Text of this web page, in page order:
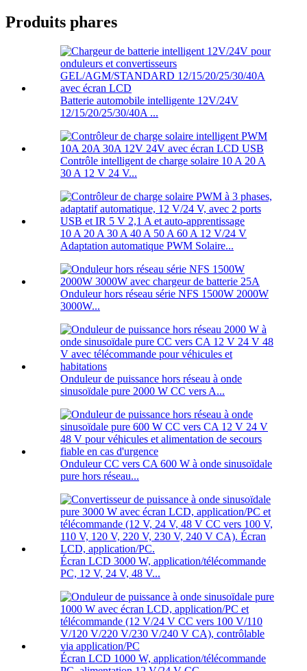
Produits phares
Batterie automobile intelligente 12V/24V
12/15/20/25/30/40A ...
Contrôle intelligent de charge solaire 10 A 20 A
30 A 12 V 24 V...
10 A 20 A 30 A 40 A 50 A 60 A 12 V/24 V
Adaptation automatique PWM Solaire...
Onduleur hors réseau série NFS 1500W 2000W
3000W...
Onduleur de puissance hors réseau à onde
sinusoïdale pure 2000 W CC vers A...
Onduleur CC vers CA 600 W à onde sinusoïdale
pure hors réseau...
Écran LCD 3000 W, application/télécommande
PC, 12 V, 24 V, 48 V...
Écran LCD 1000 W, application/télécommande